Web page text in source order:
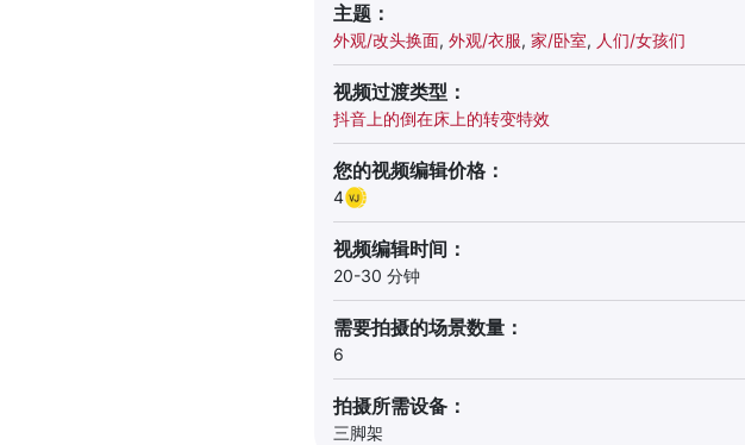
主题：
外观/改头换面, 外观/衣服, 家/卧室, 人们/女孩们
视频过渡类型：
抖音上的倒在床上的转变特效
您的视频编辑价格：
4
视频编辑时间：
20-30 分钟
需要拍摄的场景数量：
6
拍摄所需设备：
三脚架